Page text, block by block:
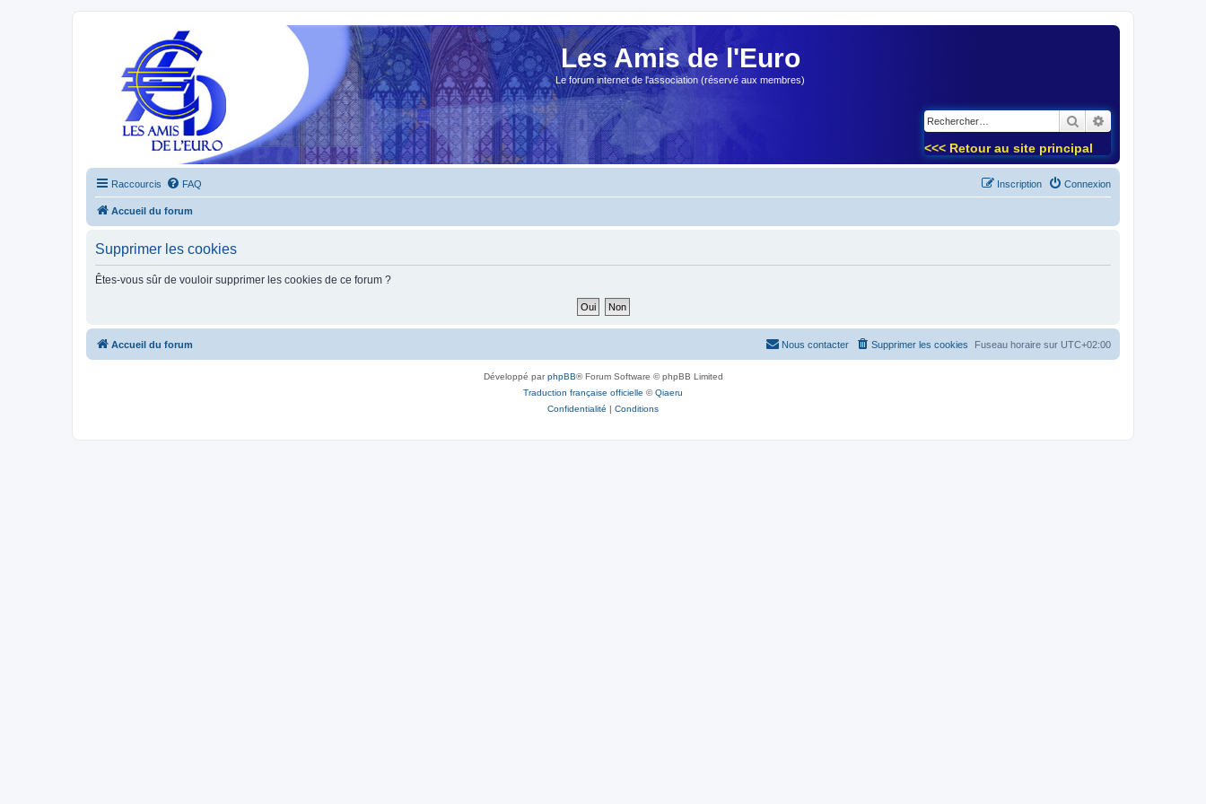
Les Amis de l'Euro
Le forum internet de l'association (réservé aux membres)
Rechercher
<<< Retour au site principal
Raccourcis FAQ Connexion
Inscription
Accueil du forum
Supprimer les cookies
Êtes-vous sûr de vouloir supprimer les cookies de ce forum ?
Accueil du forum Fuseau horaire sur UTC+02:00
Supprimer les cookies
Nous contacter
Développé parphpBB® Forum Software © phpBB Limited
Traduction française officielle ©Qiaeru
Confidentialité | Conditions